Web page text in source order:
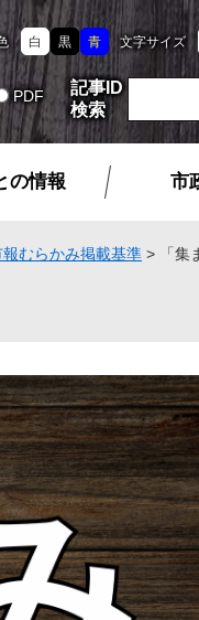
白 黒 青 文字サイズ
PDF
記事ID
検索
の情報 市
報むらかみ掲載基準 >
「